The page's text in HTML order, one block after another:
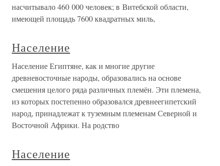
насчитывало 460 000 человек; в Витебской области,
имеющей площадь 7600 квадратных миль,
Население
Население Египтяне, как и многие другие
древневосточные народы, образовались на основе
смешения целого ряда различных племён. Эти племена,
из которых постепенно образовался древнеегипетский
народ, принадлежат к туземным племенам Северной и
Восточной Африки. На родство
Население